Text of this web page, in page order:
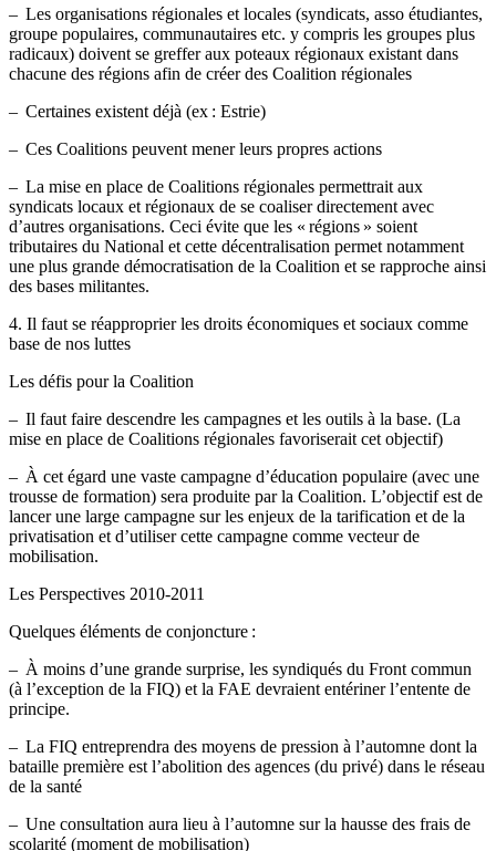
– Les organisations régionales et locales (syndicats, asso étudiantes,
groupe populaires, communautaires etc. y compris les groupes plus
radicaux) doivent se greffer aux poteaux régionaux existant dans
chacune des régions afin de créer des Coalition régionales
– Certaines existent déjà (ex : Estrie)
– Ces Coalitions peuvent mener leurs propres actions
– La mise en place de Coalitions régionales permettrait aux
syndicats locaux et régionaux de se coaliser directement avec
d’autres organisations. Ceci évite que les « régions » soient
tributaires du National et cette décentralisation permet notamment
une plus grande démocratisation de la Coalition et se rapproche ainsi
des bases militantes.
4. Il faut se réapproprier les droits économiques et sociaux comme
base de nos luttes
Les défis pour la Coalition
– Il faut faire descendre les campagnes et les outils à la base. (La
mise en place de Coalitions régionales favoriserait cet objectif)
– À cet égard une vaste campagne d’éducation populaire (avec une
trousse de formation) sera produite par la Coalition. L’objectif est de
lancer une large campagne sur les enjeux de la tarification et de la
privatisation et d’utiliser cette campagne comme vecteur de
mobilisation.
Les Perspectives 2010-2011
Quelques éléments de conjoncture :
– À moins d’une grande surprise, les syndiqués du Front commun
(à l’exception de la FIQ) et la FAE devraient entériner l’entente de
principe.
– La FIQ entreprendra des moyens de pression à l’automne dont la
bataille première est l’abolition des agences (du privé) dans le réseau
de la santé
– Une consultation aura lieu à l’automne sur la hausse des frais de
scolarité (moment de mobilisation)